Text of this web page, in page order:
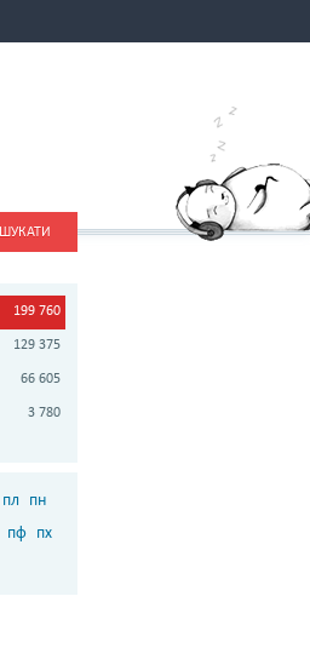
ШУКАТИ
199 760
129 375
66 605
3 780
пл
пн
пф пх